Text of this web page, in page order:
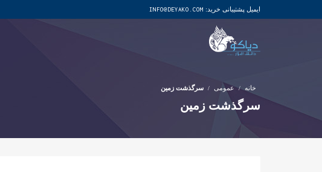
ایمیل پشتیبانی خرید: INFO@DEYAKO.COM
خانه عمومی سرگذشت زمین
سرگذشت زمین